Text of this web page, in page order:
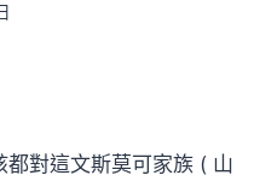
都對這文斯莫可家族 ( 山